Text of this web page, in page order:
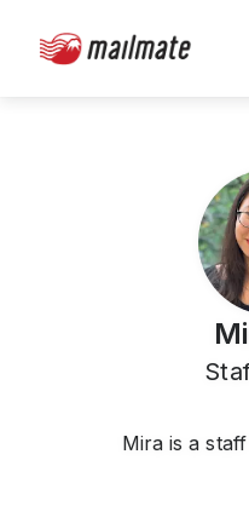
Mira is a